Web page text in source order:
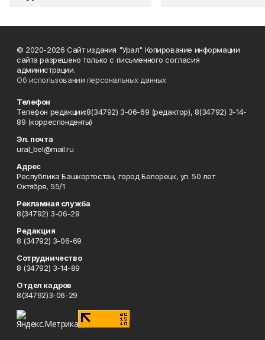
© 2020-2026 Сайт издания "Урал" Копирование информации
сайта разрешено только с письменного согласия
администрации.
Об использовании персональных данных
Телефон
Телефон редакции:8(34792) 3-06-69 (редактор), 8(34792) 3-14-
89 (корреспонденты)
Эл. почта
ural_bel@mail.ru
Адрес
Республика Башкортостан, город Белорецк, ул. 50 лет
Октября, 55/1
Рекламная служба
8(34792) 3-06-29
Редакция
8 (34792) 3-06-69
Сотрудничество
8 (34792) 3-14-89
Отдел кадров
8(34792)3-06-29